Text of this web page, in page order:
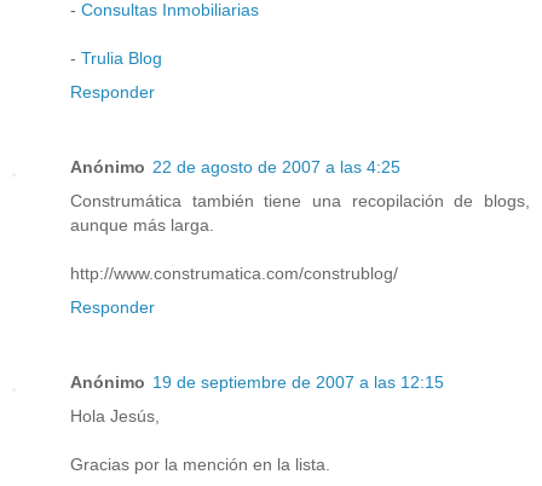
- Consultas Inmobiliarias
- Trulia Blog
Responder
Anónimo 22 de agosto de 2007 a las 4:25
Construmática también tiene una recopilación de blogs,
aunque más larga.
http://www.construmatica.com/construblog/
Responder
Anónimo 19 de septiembre de 2007 a las 12:15
Hola Jesús,
Gracias por la mención en la lista.